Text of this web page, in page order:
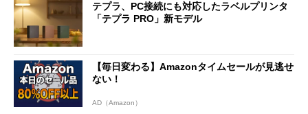
テプラ、PC接続にも対応したラベルプリンタ
「テプラ PRO」新モデル
【毎日変わる】Amazonタイムセールが見逃せ
ない！
AD（Amazon）